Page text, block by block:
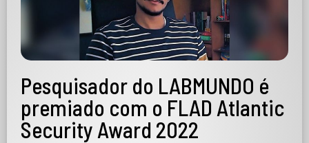
Pesquisador do LABMUNDO é
premiado com o FLAD Atlantic
Security Award 2022